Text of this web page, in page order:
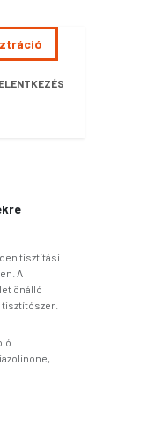
tisztítási
A
önálló